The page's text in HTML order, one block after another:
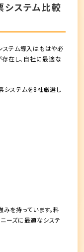
システム比較
ステム導入はもはや必
存在し、自社に最適な
システムを8社厳選し
を持っています。料
ーズに最適なシステ